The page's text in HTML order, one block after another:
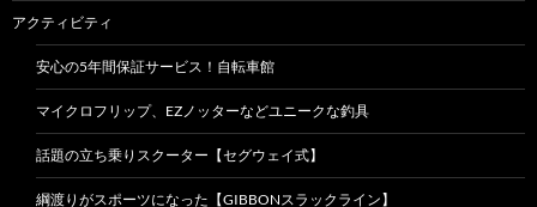
アクティビティ
安心の5年間保証サービス！自転車館
マイクロフリップ、EZノッターなどユニークな釣具
話題の立ち乗りスクーター【セグウェイ式】
綱渡りがスポーツになった【GIBBONスラックライン】